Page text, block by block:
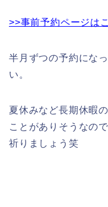
>>事前予約ページは
半月ずつの予約にな
い。
夏休みなど長期休暇
ことがありそうなの
祈りましょう笑